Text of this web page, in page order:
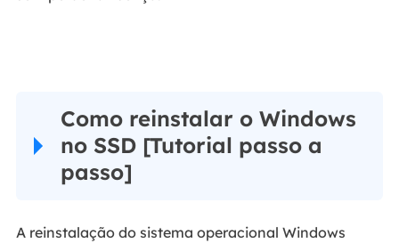
Como reinstalar o Windows
no SSD [Tutorial passo a
passo]
A reinstalação do sistema operacional Windows